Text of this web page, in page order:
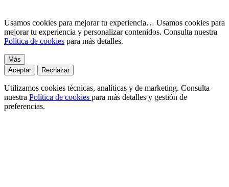
Usamos cookies para mejorar tu experiencia… Usamos cookies para
mejorar tu experiencia y personalizar contenidos. Consulta nuestra
Política de cookies para más detalles.
Más
Aceptar
Rechazar
Utilizamos cookies técnicas, analíticas y de marketing. Consulta
nuestra Política de cookies para más detalles y gestión de
preferencias.